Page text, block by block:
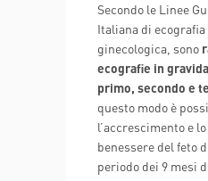
Secondo le Linee
Italiana di
ginecologica, sono
ecografie in
primo, secondo e
questo modo è
l’accrescimento e
benessere del feto
periodo dei 9 mesi